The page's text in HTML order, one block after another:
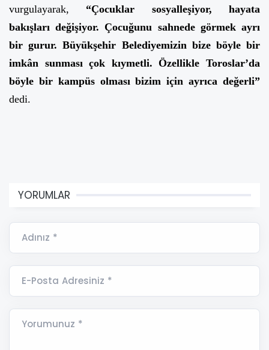
vurgulayarak, “Çocuklar sosyalleşiyor, hayata
bakışları değişiyor. Çocuğunu sahnede görmek ayrı
bir gurur. Büyükşehir Belediyemizin bize böyle bir
imkân sunması çok kıymetli. Özellikle Toroslar’da
böyle bir kampüs olması bizim için ayrıca değerli”
dedi.
YORUMLAR
Adınız *
E-Posta Adresiniz *
Yorumunuz *